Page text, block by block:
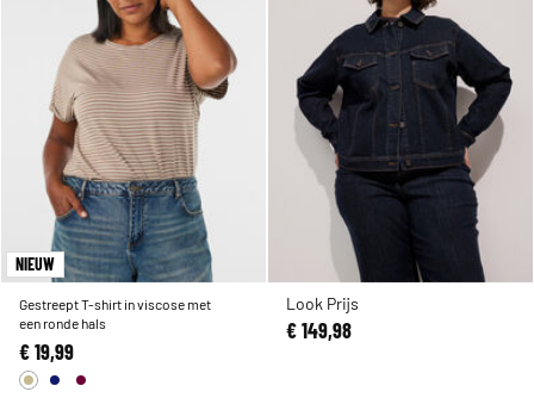
NIEUW
Gestreept T-shirt in viscose met
een ronde hals
€ 19,99
Look Prijs
€ 149,98